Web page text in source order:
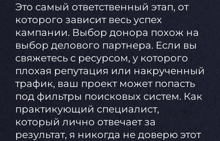
Это самый ответственный этап, от
которого зависит весь успех
кампании. Выбор донора похож на
выбор делового партнера. Если вы
свяжетесь с ресурсом, у которого
плохая репутация или накрученный
трафик, ваш проект может попасть
под фильтры поисковых систем. Как
практикующий специалист,
который лично отвечает за
результат, я никогда не доверю этот